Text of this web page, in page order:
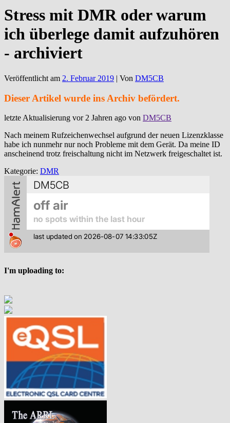
Stress mit DMR oder warum
ich überlege damit aufzuhören
- archiviert
Veröffentlicht am 2. Februar 2019 | Von DM5CB
Dieser Artikel wurde ins Archiv befördert.
letzte Aktualisierung vor 2 Jahren ago von DM5CB
Nach meinem Rufzeichenwechsel aufgrund der neuen Lizenzklasse
habe ich nunmehr nur noch Probleme mit dem Gerät. Da meine ID
anscheinend trotz freischaltung nicht im Netzwerk freigeschaltet ist.
Kategorie: DMR
I'm uploading to: